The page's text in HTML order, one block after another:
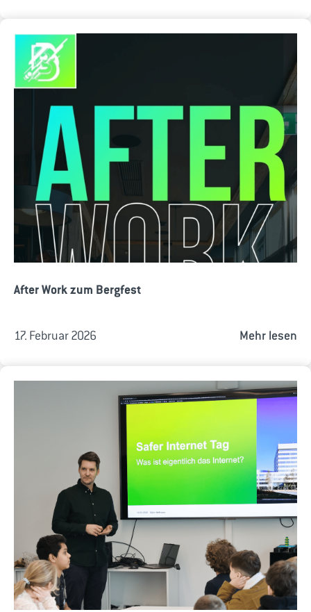
After Work zum Bergfest
17. Februar 2026 Mehr lesen